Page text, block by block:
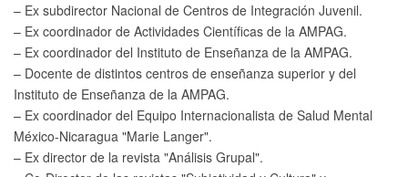
– Ex subdirector Nacional de Centros de Integración Juvenil.
– Ex coordinador de Actividades Científicas de la AMPAG.
– Ex coordinador del Instituto de Enseñanza de la AMPAG.
– Docente de distintos centros de enseñanza superior y del
Instituto de Enseñanza de la AMPAG.
– Ex coordinador del Equipo Internacionalista de Salud Mental
México-Nicaragua "Marie Langer".
– Ex director de la revista "Análisis Grupal".